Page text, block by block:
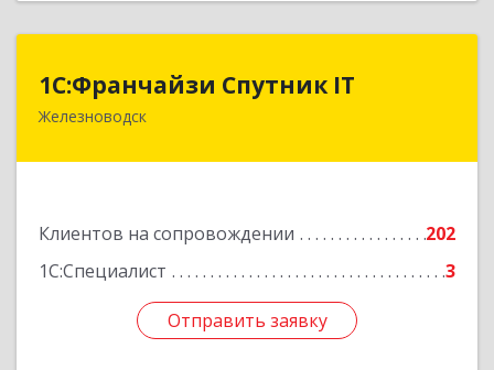
1С:Франчайзи Спутник IT
Железноводск
Клиентов на сопровождении
202
1С:Специалист
3
Отправить заявку
1С:Франчайзи Спутник IT
357430, Ставропольский край, город-курорт
Подробнее
Отправить заявку